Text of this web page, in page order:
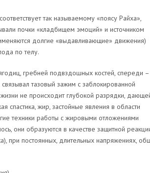
так называемому «поясу Райха»,
почки «кладбищем эмоций» и источником
долгие «выдавливающие» движения)
по телу.
гребней подвздошных костей, спереди –
тазовый зажим с заблокированной
жизни не происходит глубокой разрядки,
спастика, жир, застойные явления в области
техники работы с жировыми отложениями
они образуются в качестве защитной
при постоянных, длительных напряжениях,